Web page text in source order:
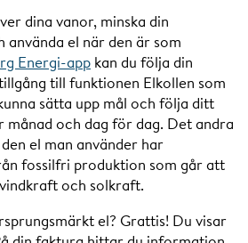
dina vanor, minska din
använda el när den är som
Energi-app kan du följa din
till funktionen Elkollen som
sätta upp mål och följa ditt
månad och dag för dag. Det andra
el man använder har
fossilfri produktion som går att
och solkraft.
el? Grattis! Du visar